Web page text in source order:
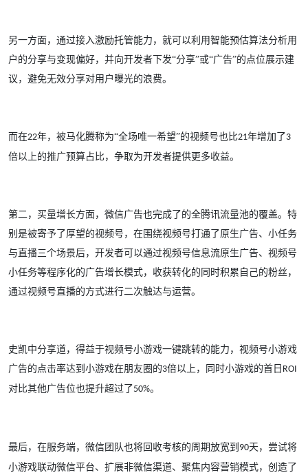
另一方面，通过接入激励托管能力，就可以利用智能预估算法分析用
户的分享与变现偏好，并向开发者下发“分享”或“广告”的点位展示建
议，避免无效分享对用户曝光的浪费。
而在22年，被马化腾称为“全场唯一希望”的视频号也比21年增加了3
倍以上的推广预算占比，争取为开发者提供更多收益。
第二，买量增长方面，微信广告也完成了的全腾讯流量池的覆盖。特
别是被寄予了厚望的视频号，在围绕视频号打通了原生广告、小任务
与直播三个场景后，开发者可以通过视频号信息流原生广告、视频号
小任务等程序化的广告增长模式，收获转化的同时积累自己的粉丝，
通过视频号直播的方式进行二次触达与运营。
史凯中分享道，得益于视频号小游戏一键跳转的能力，视频号小游戏
广告的点击率达到小游戏在朋友圈的3倍以上，同时小游戏的首日 ROI
对比其他广告位也提升超过了50%。
最后，在服务端，微信团队也将回收考核的周期放宽到 90天，尝试将
小游戏联动微信平台、扩展非微信渠道、聚焦内容营销模式，创造了